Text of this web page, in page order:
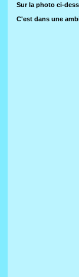
Sur la photo ci-
C'est dans une